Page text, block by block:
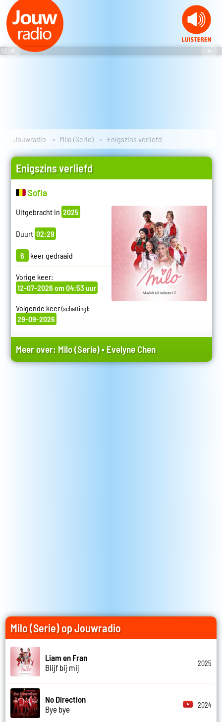
Jouwradio Milo (Serie) Enigszins verliefd
Enigszins verliefd
Sofia
Uitgebracht in 2025
Duurt 02:29
6 keer gedraaid
Vorige keer:
12-07-2026 om 04:53 uur
Volgende keer(schatting):
29-09-2026
Meer over: Milo (Serie)•Evelyne Chen
Milo (Serie) op Jouwradio
Liam en Fran
Blijf bij mij
2025
No Direction
Bye bye
2024